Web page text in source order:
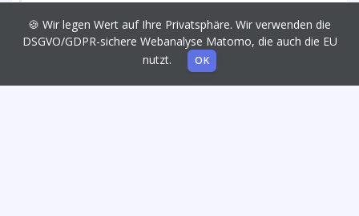
🍪 Wir legen Wert auf Ihre Privatsphäre. Wir verwenden die
DSGVO/GDPR-sichere Webanalyse Matomo, die auch die EU
nutzt.
OK